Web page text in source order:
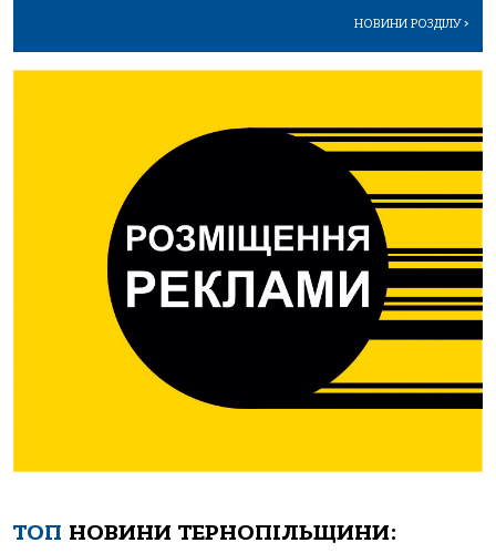
НОВИНИ РОЗДІЛУ>
ТОП НОВИНИ ТЕРНОПІЛЬЩИНИ: